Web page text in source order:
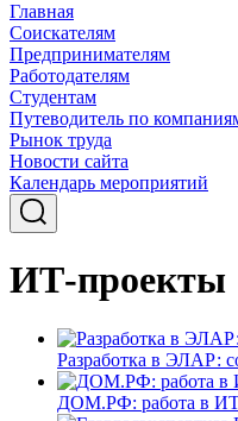
Главная
Соискателям
Предпринимателям
Работодателям
Студентам
Путеводитель по
Рынок труда
Новости сайта
Календарь мероприятий
ИТ-проекты
Разработка в ЭЛАР:
ДОМ.РФ: работа в